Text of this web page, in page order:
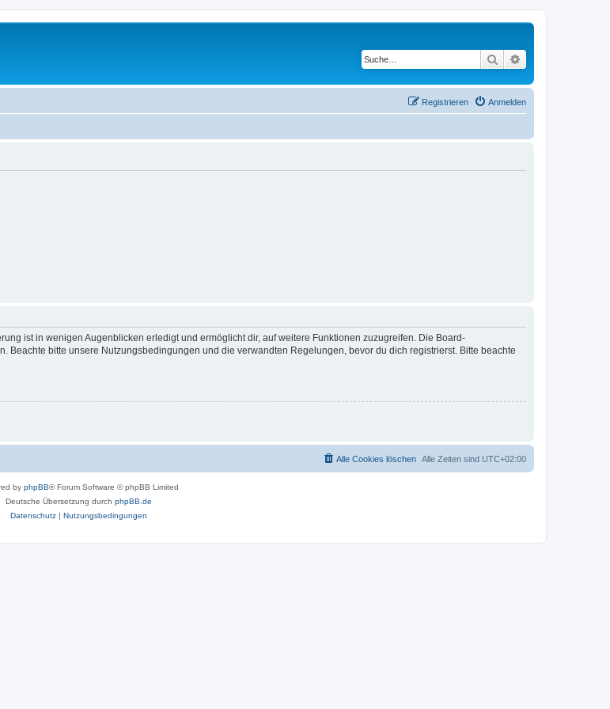
Suche
Anmelden
Registrieren
ist in wenigen Augenblicken erledigt und ermöglicht dir, auf weitere Funktionen zuzugreifen. Die Board-
bitte unsere Nutzungsbedingungen und die verwandten Regelungen, bevor du dich registrierst. Bitte beachte
Alle Zeiten sind UTC+02:00
Alle Cookies löschen
by phpBB® Forum Software © phpBB Limited
Deutsche Übersetzung durch phpBB.de
Datenschutz| Nutzungsbedingungen